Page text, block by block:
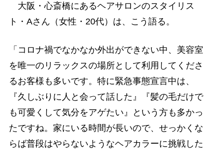
大阪・心斎橋にあるヘアサロンのスタイリス
ト・Aさん（女性・20代）は、こう語る。
「コロナ禍でなかなか外出ができない中、美容室
を唯一のリラックスの場所として利用してくださ
るお客様も多いです。特に緊急事態宣言中は、
『久しぶりに人と会って話した』『髪の毛だけで
も可愛くして気分をアゲたい』という方も多かっ
たですね。家にいる時間が長いので、せっかくな
らば普段はやらないようなヘアカラーに挑戦した